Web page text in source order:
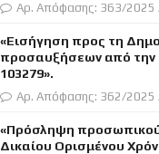
Αρ. Απόφασης: 363/2025
«Εισήγηση προς τη
προσαυξήσεων από την
103279».
Αρ. Απόφασης: 362/2025
«Πρόσληψη προσωπικού
Δικαίου Ορισμένου